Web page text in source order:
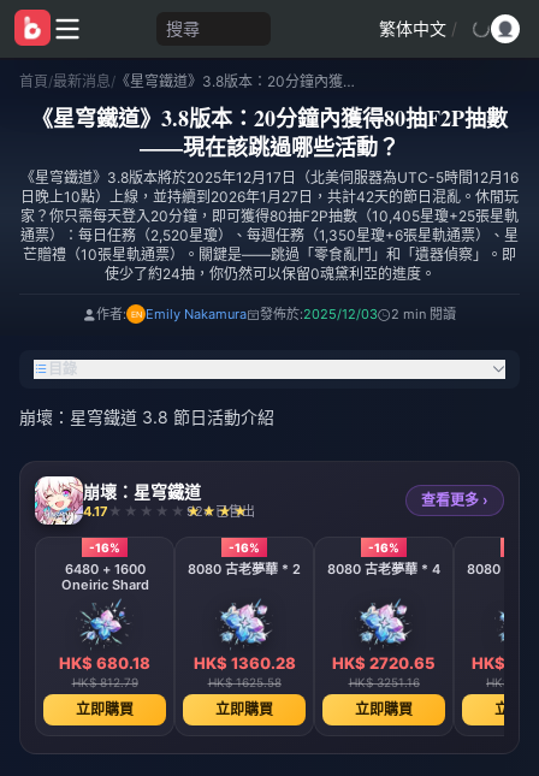
搜尋 繁体中文 /
首頁/最新消息/ 《星穹鐵道》3.8版本：20分鐘內獲得80抽F2P抽數——現在該跳過哪些活動？
《星穹鐵道》3.8版本：20分鐘內獲得80抽F2P抽數
——現在該跳過哪些活動？
《星穹鐵道》3.8版本將於2025年12月17日（北美伺服器為UTC-5時間12月16
日晚上10點）上線，並持續到2026年1月27日，共計42天的節日混亂。休閒玩
家？你只需每天登入20分鐘，即可獲得80抽F2P抽數（10,405星瓊+25張星軌
通票）：每日任務（2,520星瓊）、每週任務（1,350星瓊+6張星軌通票）、星
芒贈禮（10張星軌通票）。關鍵是——跳過「零食亂鬥」和「遺器偵察」。即
使少了約24抽，你仍然可以保留0魂黛利亞的進度。
作者: Emily Nakamura 發佈於:2025/12/03 2 min 閱讀
目錄
崩壞：星穹鐵道 3.8 節日活動介紹
崩壞：星穹鐵道
4.17 924 已售出
查看更多 ›
-16%
6480 + 1600
Oneiric Shard
HK$ 680.18
HK$ 812.79
立即購買
-16%
8080 古老夢華 * 2
HK$ 1360.28
HK$ 1625.58
立即購買
-16%
8080 古老夢華 * 4
HK$ 2720.65
HK$ 3251.16
立即購買
8080 古老
HK$
HK$
立即